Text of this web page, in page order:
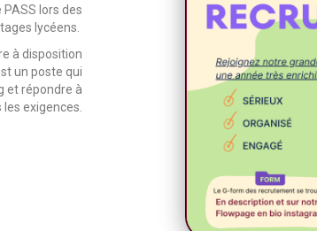
PASS lors des
lycéens.
à disposition
un poste qui
et répondre à
exigences.